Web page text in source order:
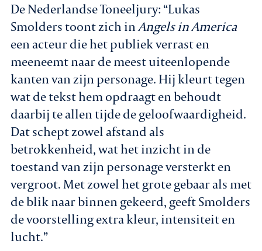
De Nederlandse Toneeljury: “Lukas
Smolders toont zich inAngels in America
een acteur die het publiek verrast en
meeneemt naar de meest uiteenlopende
kanten van zijn personage. Hij kleurt tegen
wat de tekst hem opdraagt en behoudt
daarbij te allen tijde de geloofwaardigheid.
Dat schept zowel afstand als
betrokkenheid, wat het inzicht in de
toestand van zijn personage versterkt en
vergroot. Met zowel het grote gebaar als met
de blik naar binnen gekeerd, geeft Smolders
de voorstelling extra kleur, intensiteit en
lucht.”